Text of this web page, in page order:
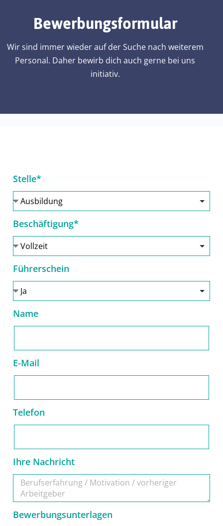
Bewerbungsformular
Wir sind immer wieder auf der Suche nach weiterem
Personal. Daher bewirb dich auch gerne bei uns
initiativ.
Stelle*
Beschäftigung*
Führerschein
Name
E-Mail
Telefon
Ihre Nachricht
Bewerbungsunterlagen